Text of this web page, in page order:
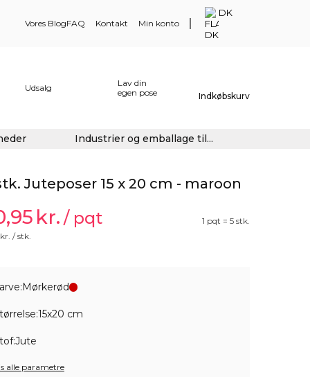
Vores BlogFAQ Kontakt Min konto
DK
Udsalg
Lav din
egen pose
Indkøbskurv
Industrier og emballage til...
Juteposer 15 x 20 cm - maroon
kr. / pqt
1 pqt = 5 stk.
kr. / stk.
Mørkerød
15x20 cm
Jute
alle parametre